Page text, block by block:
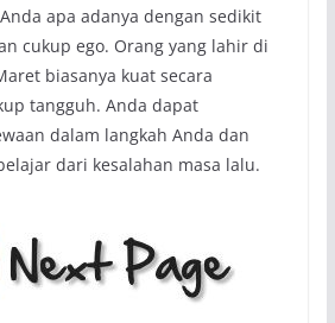
apa adanya dengan sedikit
cukup ego. Orang yang lahir di
biasanya kuat secara
tangguh. Anda dapat
dalam langkah Anda dan
dari kesalahan masa lalu.